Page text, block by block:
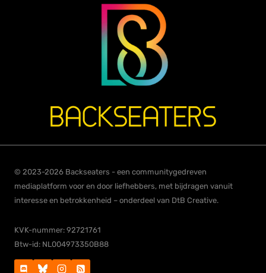
© 2023-2026 Backseaters - een communitygedreven
mediaplatform voor en door liefhebbers, met bijdragen vanuit
interesse en betrokkenheid – onderdeel van DtB Creative.
KVK-nummer: 92721761
Btw-id: NL004973350B88